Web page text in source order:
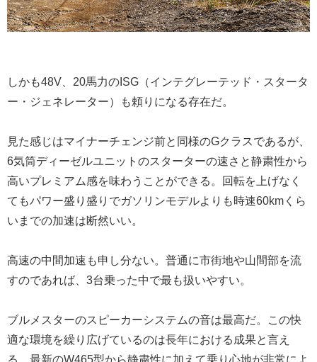
しかも48V、20馬力のISG（インテグレーテッド・スタータ
ー・ジェネレーター）も頼りになる存在だ。
見た感じはマイナーチェンジ前と同様のGクラスであるが、
6気筒ディーゼルユニットのスターターの速さと静粛性から
高いプレミアム感を味わうことができる。回転を上げなく
てもパワー盛り盛りでガソリンモデルよりも時速60kmくら
いまでの加速は断然いい。
高速の中間加速も申し分ない。普通に市街地や山間部を流
すのであれば、3台乗った中で最も扱いやすい。
ブルメスターのスピーカーシステムの音は最高だ。この快
適な環境を繰り広げているのは長年における成果と言え